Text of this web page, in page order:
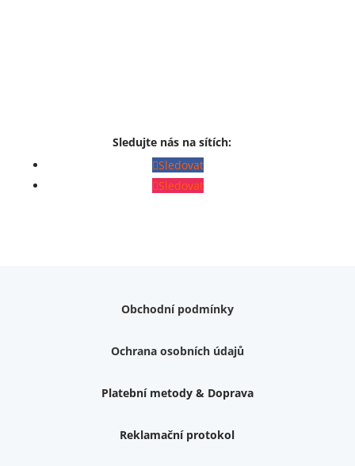
Sledujte nás na sítích:
Sledovat
Sledovat
Obchodní podmínky
Ochrana osobních údajů
Platební metody & Doprava
Reklamační protokol